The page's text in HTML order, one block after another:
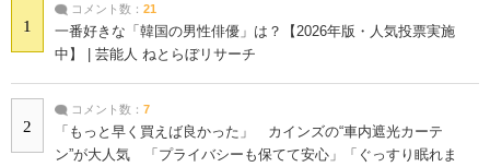
1
コメント数： 21
一番好きな「韓国の男性俳優」は？【2026年版・人気投票実施
中】 | 芸能人 ねとらぼリサーチ
2
コメント数： 7
「もっと早く買えば良かった」 カインズの“車内遮光カーテ
ン”が大人気 「プライバシーも保てて安心」「ぐっすり眠れま